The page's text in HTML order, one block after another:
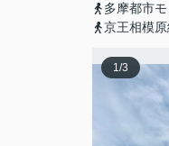
多摩都市
京王相模
1/3